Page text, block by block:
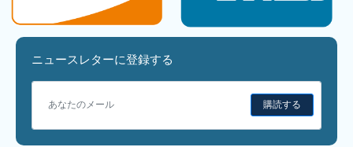
ニュースレターに登録する
購読する